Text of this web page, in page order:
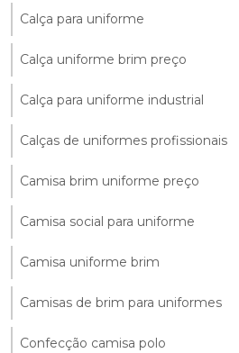
Calça para uniforme
Calça uniforme brim preço
Calça para uniforme industrial
Calças de uniformes profissionais
Camisa brim uniforme preço
Camisa social para uniforme
Camisa uniforme brim
Camisas de brim para uniformes
Confecção camisa polo